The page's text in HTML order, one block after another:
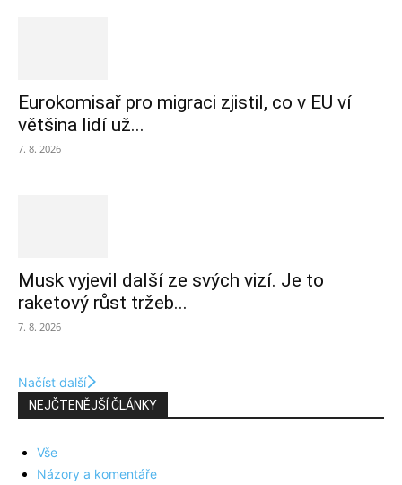
Eurokomisař pro migraci zjistil, co v EU ví
většina lidí už...
7. 8. 2026
Musk vyjevil další ze svých vizí. Je to
raketový růst tržeb...
7. 8. 2026
Načíst další
NEJČTENĚJŠÍ ČLÁNKY
Vše
Názory a komentáře